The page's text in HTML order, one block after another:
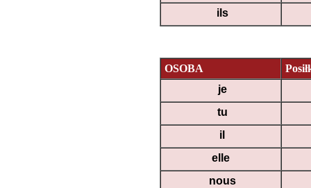
ils
OSOBA
je
tu
il
elle
nous